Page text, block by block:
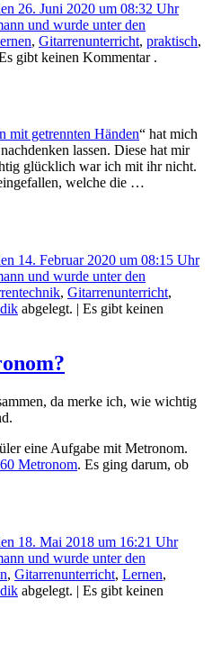
26. Juni 2020 um 08:32 Uhr
und wurde unter den
, Gitarrenunterricht, praktisch,
gibt keinen Kommentar .
mit getrennten Händen“ hat mich
lassen. Diese hat mir
glücklich war ich mit ihr nicht.
welche die …
14. Februar 2020 um 08:15 Uhr
und wurde unter den
, Gitarrenunterricht,
abgelegt. | Es gibt keinen
da merke ich, wie wichtig
eine Aufgabe mit Metronom.
Metronom. Es ging darum, ob
18. Mai 2018 um 16:21 Uhr
und wurde unter den
, Gitarrenunterricht, Lernen,
abgelegt. | Es gibt keinen